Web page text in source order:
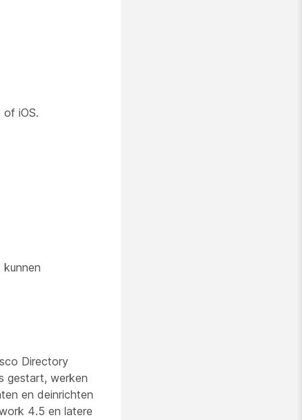
iOS.
Directory
gestart, werken
en deinrichten
4.5 en latere